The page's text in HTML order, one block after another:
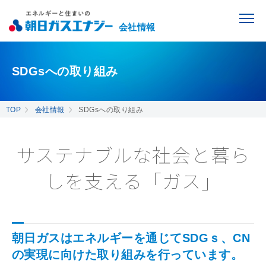
会社情報
SDGsへの取り組み
TOP 会社情報 SDGsへの取り組み
サステナブルな社会と暮ら
しを支える「ガス」
朝日ガスはエネルギーを通じてSDGｓ、CN
の実現に向けた取り組みを行っています。